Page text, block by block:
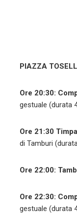
PIAZZA
Ore 20:30:
gestuale (durata
Ore 21:30
di Tamburi
Ore 22:00:
Ore 22:30:
gestuale (durata